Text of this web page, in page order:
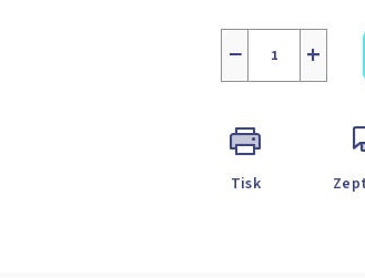
+
−
Tisk